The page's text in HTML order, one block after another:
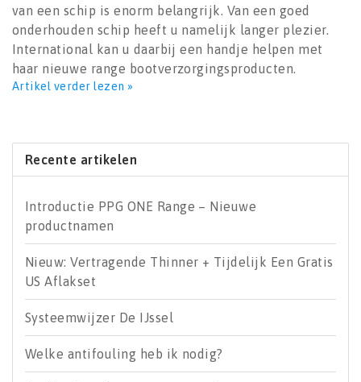
van een schip is enorm belangrijk. Van een goed
onderhouden schip heeft u namelijk langer plezier.
International kan u daarbij een handje helpen met
haar nieuwe range bootverzorgingsproducten.
Artikel verder lezen »
Recente artikelen
Introductie PPG ONE Range – Nieuwe
productnamen
Nieuw: Vertragende Thinner + Tijdelijk Een Gratis
US Aflakset
Systeemwijzer De IJssel
Welke antifouling heb ik nodig?